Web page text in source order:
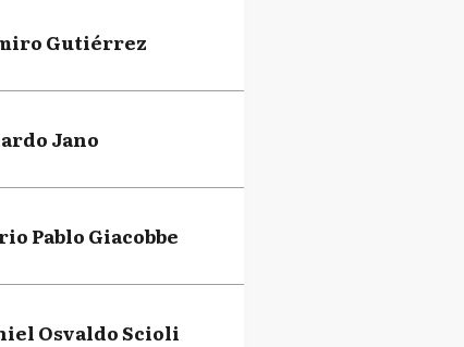
Gutiérrez
Jano
Pablo Giacobbe
Osvaldo Scioli